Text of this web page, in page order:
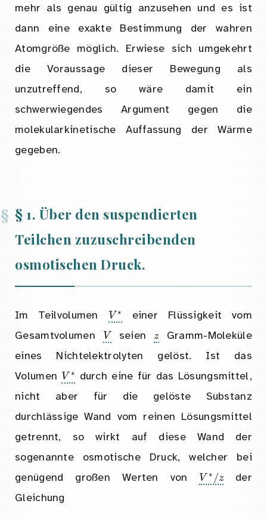
mehr als genau gültig anzusehen und es ist
dann eine exakte Bestimmung der wahren
Atomgröße möglich. Erwiese sich umgekehrt
die Voraussage dieser Bewegung als
unzutreffend, so wäre damit ein
schwerwiegendes Argument gegen die
molekularkinetische Auffassung der Wärme
gegeben.
§ 1. Über den suspendierten
Teilchen zuzuschreibenden
osmotischen Druck.
Im Teilvolumen V∗ einer Flüssigkeit vom
Gesamtvolumen Vseien Gramm-Moleküle
eines Nichtelektrolyten gelöst. Ist das
Volumen V∗ durch eine für das Lösungsmittel,
nicht aber für die gelöste Substanz
durchlässige Wand vom reinen Lösungsmittel
getrennt, so wirkt auf diese Wand der
sogenannte osmotische Druck, welcher bei
genügend großen Werten von V∗ /z der
Gleichung